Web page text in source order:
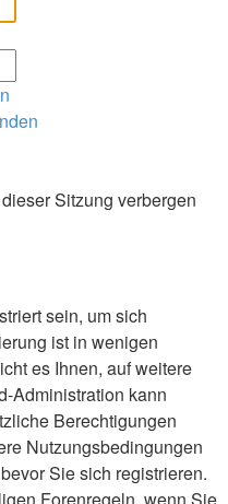
Sitzung verbergen
sein, um sich
ist in wenigen
es Ihnen, auf weitere
Administration kann
Berechtigungen
Nutzungsbedingungen
Sie sich registrieren.